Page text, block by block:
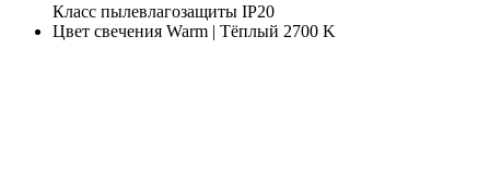
Класс пылевлагозащиты IP20
Цвет свечения Warm | Тёплый 2700 K